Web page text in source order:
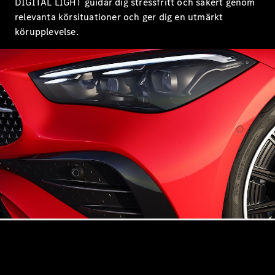
Coupé
Mercedes-
AMG GT
4-Dörrars
Coupé
Konfigurator
Mercedes-
Store
Cabriolet / Roadster
relevanta körsituationer och ger dig en utmärkt
körupplevelse.